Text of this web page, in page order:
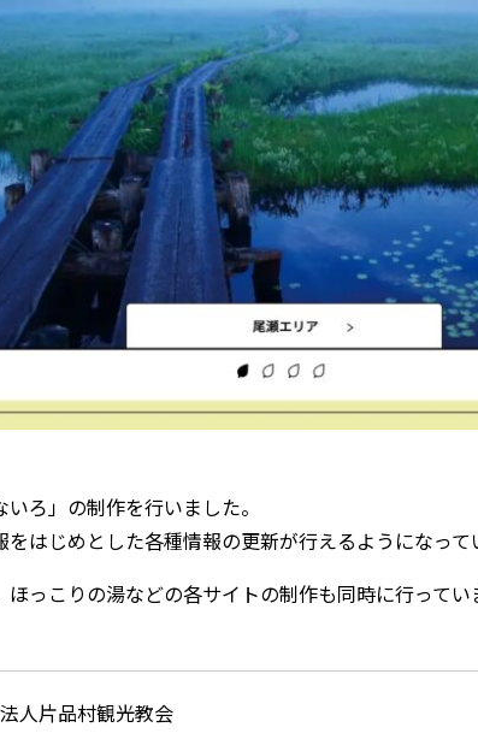
ろ」の制作を行いました。
はじめとした各種情報の更新が行えるようになって
っこりの湯などの各サイトの制作も同時に行ってい
人片品村観光教会